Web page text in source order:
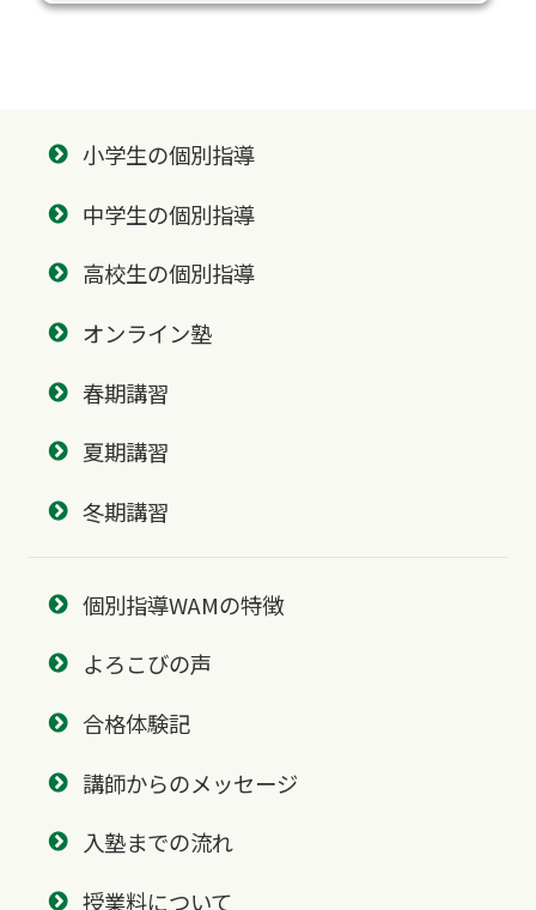
小学生の個別指導
中学生の個別指導
高校生の個別指導
オンライン塾
春期講習
夏期講習
冬期講習
個別指導WAMの特徴
よろこびの声
合格体験記
講師からのメッセージ
入塾までの流れ
授業料について